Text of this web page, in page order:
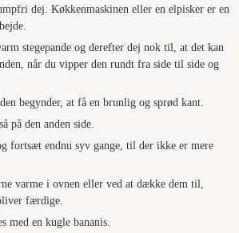
dej. Køkkenmaskinen eller en elpisker er en
stegepande og derefter dej nok til, at det kan
når du vipper den rundt fra side til side og
begynder, at få en brunlig og sprød kant.
på den anden side.
fortsæt endnu syv gange, til der ikke er mere
varme i ovnen eller ved at dække dem til,
færdige.
med en kugle bananis.